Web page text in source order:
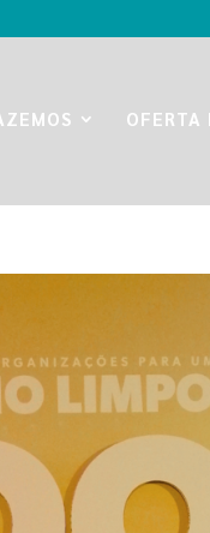
OFERTA